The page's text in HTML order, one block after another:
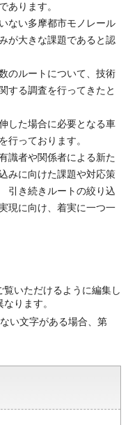
あります。
ない多摩都市モノレール
が大きな課題であると認
のルートについて、技術
する調査を行ってきたと
した場合に必要となる車
行っております。
識者や関係者による新た
みに向けた課題や対応策
引き続きルートの絞り込
現に向け、着実に一つ一
覧いただけるように編集し
ります。
い文字がある場合、第